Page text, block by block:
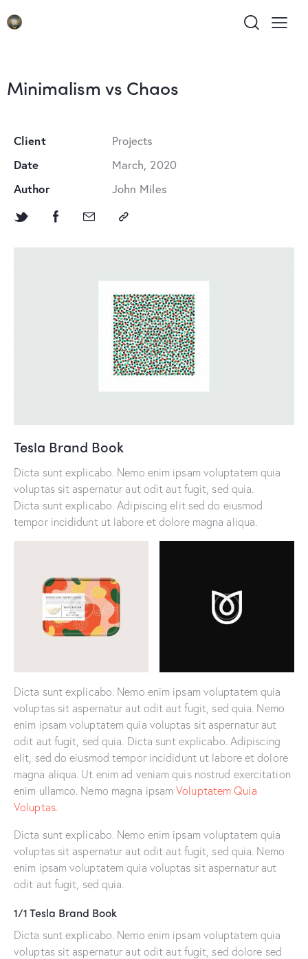
Minimalism vs Chaos
Client
Projects
Date
March, 2020
Author
John Miles
Tesla Brand Book
Dicta sunt explicabo. Nemo enim ipsam voluptatem quia
voluptas sit aspernatur aut odit aut fugit, sed quia.
Dicta sunt explicabo. Adipiscing elit sed do eiusmod
tempor incididunt ut labore et dolore magna aliqua.
Dicta sunt explicabo. Nemo enim ipsam voluptatem quia
voluptas sit aspernatur aut odit aut fugit, sed quia. Nemo
enim ipsam voluptatem quia voluptas sit aspernatur aut
odit aut fugit, sed quia. Dicta sunt explicabo. Adipiscing
elit, sed do eiusmod tempor incididunt ut labore et dolore
magna aliqua. Ut enim ad veniam quis nostrud exercitation
enim ullamco. Nemo magna ipsamVoluptatem Quia
Voluptas.
Dicta sunt explicabo. Nemo enim ipsam voluptatem quia
voluptas sit aspernatur aut odit aut fugit, sed quia. Nemo
enim ipsam voluptatem quia voluptas sit aspernatur aut
odit aut fugit, sed quia.
1/1 Tesla Brand Book
Dicta sunt explicabo. Nemo enim ipsam voluptatem quia
voluptas sit aspernatur aut odit aut fugit, sed dolore sed